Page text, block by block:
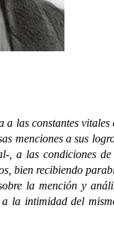
constantes vitales
menciones a sus
a las condiciones
bien recibiendo
la mención y
la intimidad del